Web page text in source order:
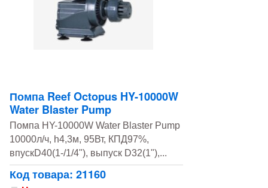
Помпа Reef Octopus HY-10000W
Water Blaster Pump
Помпа HY-10000W Water Blaster Pump
10000л/ч, h4,3м, 95Вт, КПД97%,
впускD40(1-/1/4"), выпуск D32(1"),...
Код товара: 21160